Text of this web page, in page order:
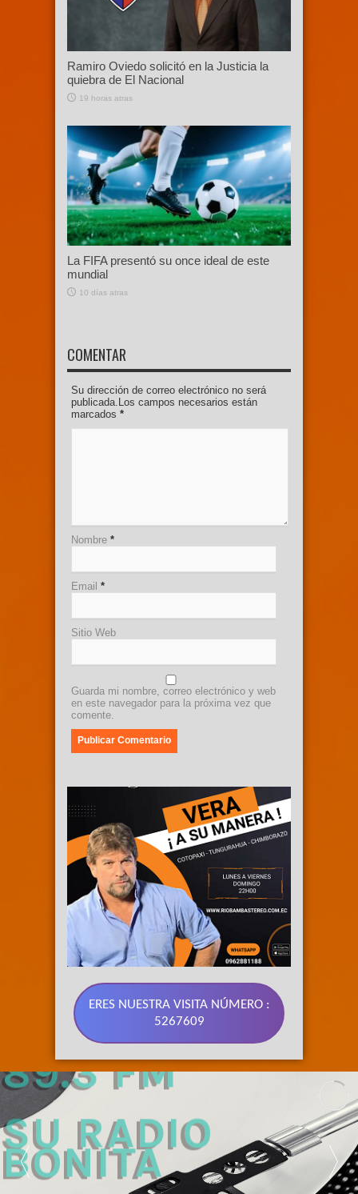
Ramiro Oviedo solicitó en la Justicia la
quiebra de El Nacional
19 horas atras
La FIFA presentó su once ideal de este
mundial
10 días atras
COMENTAR
Su dirección de correo electrónico no será
publicada.Los campos necesarios están
marcados *
Nombre *
Email *
Sitio Web
Guarda mi nombre, correo electrónico y web
en este navegador para la próxima vez que
comente.
ERES NUESTRA VISITA NÚMERO :
5267609
89.3 FM
SU RADIO